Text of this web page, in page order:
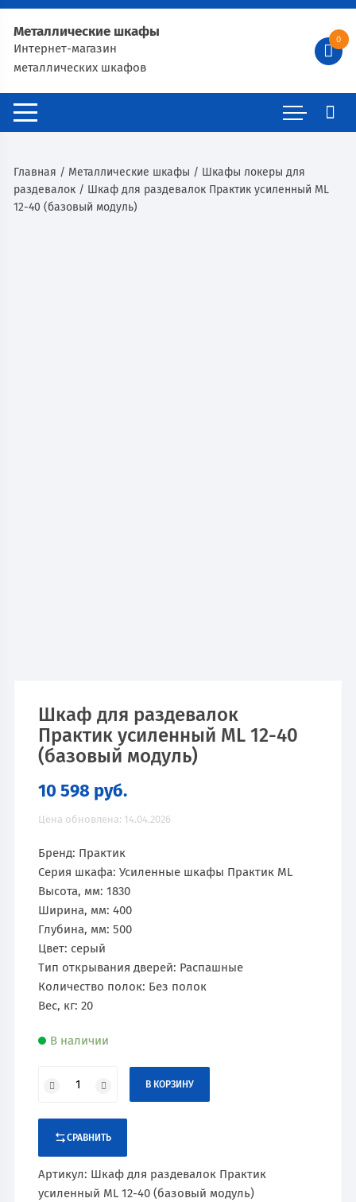
Металлические шкафы
Интернет-магазин
металлических шкафов
0
Главная / Металлические шкафы / Шкафы локеры для
раздевалок / Шкаф для раздевалок Практик усиленный ML
12-40 (базовый модуль)
Шкаф для раздевалок
Практик усиленный ML 12-40
(базовый модуль)
10 598 руб.
Цена обновлена: 14.04.2026
Бренд: Практик
Серия шкафа: Усиленные шкафы Практик ML
Высота, мм: 1830
Ширина, мм: 400
Глубина, мм: 500
Цвет: серый
Тип открывания дверей: Распашные
Количество полок: Без полок
Вес, кг: 20
В наличии
В КОРЗИНУ
СРАВНИТЬ
Артикул: Шкаф для раздевалок Практик
усиленный ML 12-40 (базовый модуль)